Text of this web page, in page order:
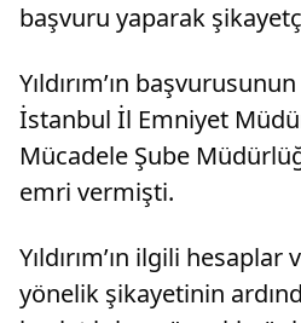
başvuru yaparak
Yıldırım’ın
İstanbul İl Emniyet
Mücadele Şube
emri vermişti.
Yıldırım’ın ilgili hesaplar
yönelik şikayetinin